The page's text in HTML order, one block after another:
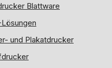
Blattware
und Plakatdrucker